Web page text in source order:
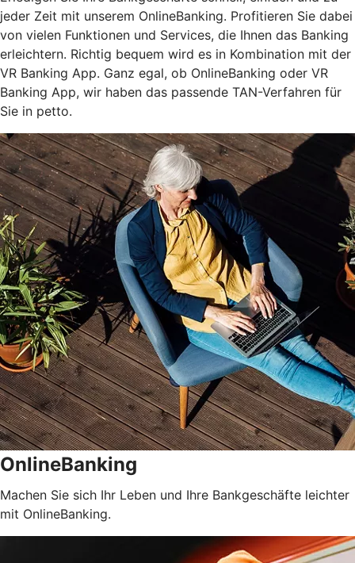
jeder Zeit mit unserem OnlineBanking. Profitieren Sie dabei
von vielen Funktionen und Services, die Ihnen das Banking
erleichtern. Richtig bequem wird es in Kombination mit der
VR Banking App. Ganz egal, ob OnlineBanking oder VR
Banking App, wir haben das passende TAN-Verfahren für
Sie in petto.
OnlineBanking
Machen Sie sich Ihr Leben und Ihre Bankgeschäfte leichter
mit OnlineBanking.